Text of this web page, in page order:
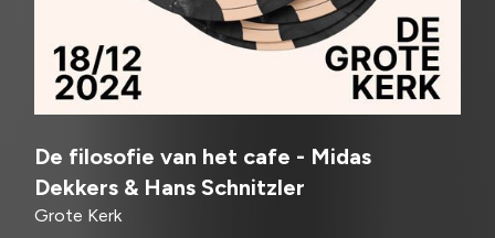
De filosofie van het cafe - Midas
Dekkers & Hans Schnitzler
Grote Kerk